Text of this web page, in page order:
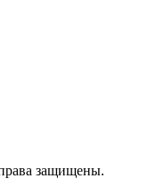
защищены.